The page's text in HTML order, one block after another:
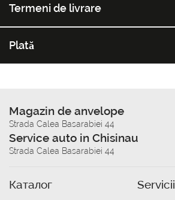
Termeni de livrare
Plată
Magazin de anvelope
Strada Calea Basarabiei 44
Service auto in Chisinau
Strada Calea Basarabiei 44
Каталог Servicii